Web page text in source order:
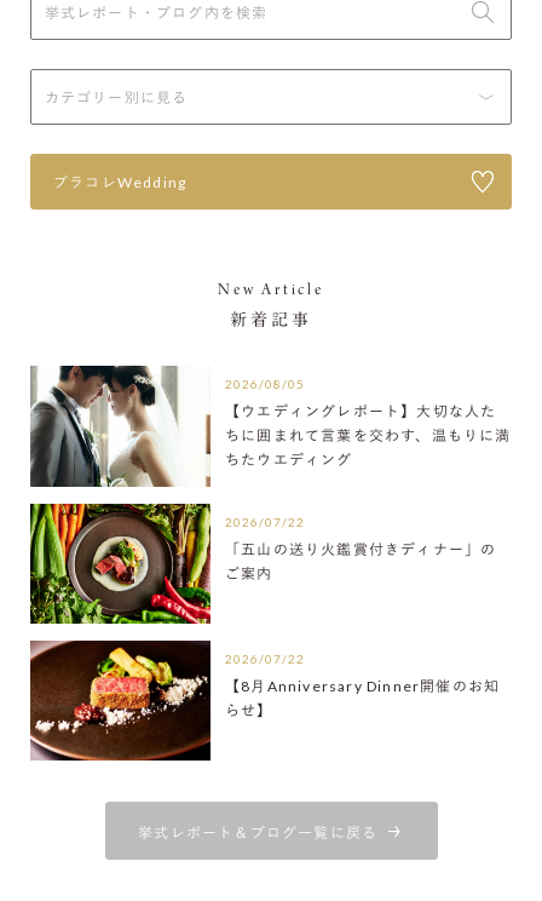
プラコレWedding
New Article
新着記事
2026/08/05
【ウエディングレポート】大切な人た
ちに囲まれて言葉を交わす、温もりに満
ちたウエディング
2026/07/22
「五山の送り火鑑賞付きディナー」の
ご案内
2026/07/22
【8月Anniversary Dinner開催のお知
らせ】
挙式レポート＆ブログ一覧に戻る